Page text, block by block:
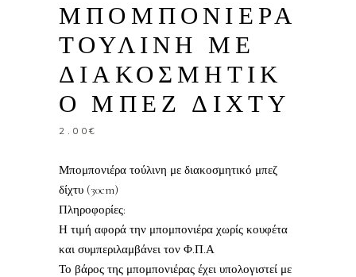
ΜΠΟΜΠΟΝΙΕΡΑ
ΤΟΥΛΙΝΗ ΜΕ
ΔΙΑΚΟΣΜΗΤΙΚ
Ο ΜΠΕΖ ΔΙΧΤΥ
2.00€
Μπομπονιέρα τούλινη με διακοσμητικό μπεζ
δίχτυ (30cm)
Πληροφορίες:
Η τιμή αφορά την μπομπονιέρα χωρίς κουφέτα
και συμπεριλαμβάνει τον Φ.Π.Α
Το βάρος της μπομπονιέρας έχει υπολογιστεί με